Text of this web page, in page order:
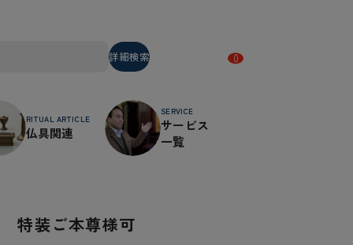
詳細検索 0
RITUAL ARTICLE
仏具関連
SERVICE
サービス
一覧
特装ご本尊様可